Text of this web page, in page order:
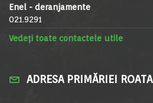
Enel - deranjamente
021.9291
Vedeți toate contactele utile
ADRESA PRIMĂRIEI